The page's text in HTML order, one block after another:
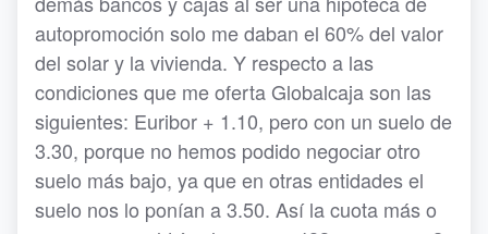
autopromoción solo me daban el 60% del valor
del solar y la vivienda. Y respecto a las
condiciones que me oferta Globalcaja son las
siguientes: Euribor + 1.10, pero con un suelo de
3.30, porque no hemos podido negociar otro
suelo más bajo, ya que en otras entidades el
suelo nos lo ponían a 3.50. Así la cuota más o